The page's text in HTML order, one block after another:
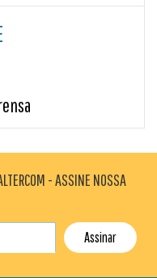
- ASSINE NOSSA